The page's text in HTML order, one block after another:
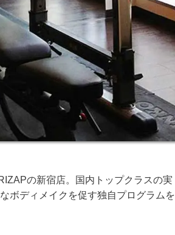
の新宿店。国内トップクラスの実
ボディメイクを促す独自プログラムを